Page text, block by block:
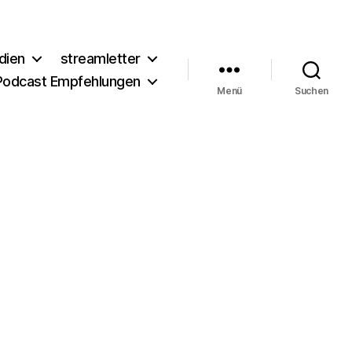
streamletter
Empfehlungen
Menü Suchen